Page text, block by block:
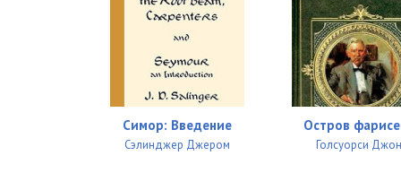
18_02_Polet shmelya
19_Polet shmelya
20_Polet shmelya
21_Polet shmelya
Симор: Введение
Сэлинджер Джером
Остров
Голсуорси Джон